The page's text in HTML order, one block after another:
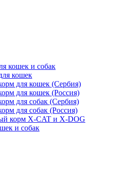
кошек и собак
кошек
для кошек (Сербия)
для кошек (Россия)
для собак (Сербия)
для собак (Россия)
корм X-CAT и X-DOG
и собак